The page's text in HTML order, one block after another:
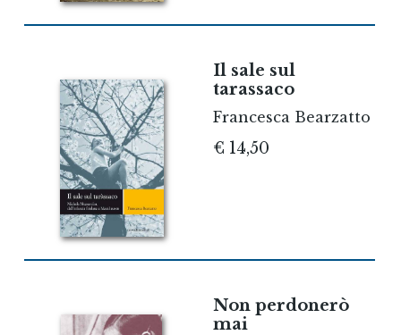
Il sale sul
tarassaco
Francesca Bearzatto
€ 14,50
Non perdonerò
mai